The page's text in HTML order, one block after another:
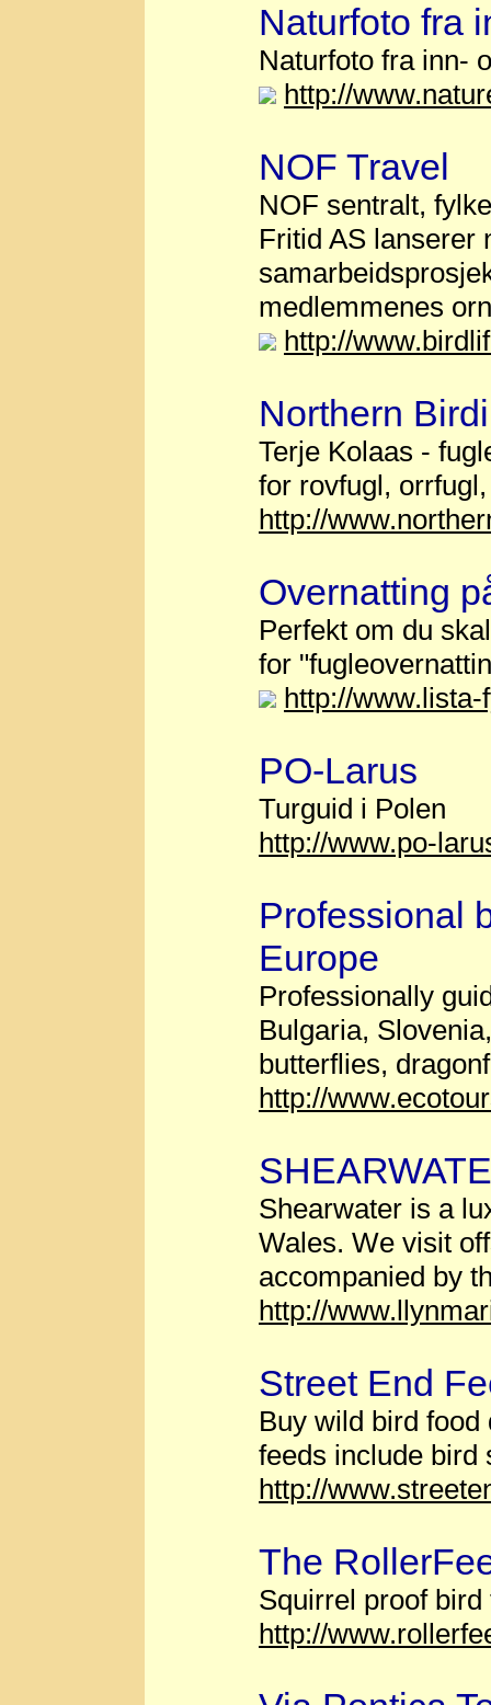
Naturfoto fra
Naturfoto fra inn-
http://
NOF Travel
NOF sentralt,
Fritid AS lanserer
medlemmenes
http://
Northern
Terje Kolaas -
for rovfugl,
http://
Overnatting
Perfekt om du
for
http://
PO-Larus
Turguid i Polen
http://www.po-
Professional
Europe
Professionally
Bulgaria,
butterflies,
http://
Shearwater is a
Wales. We visit
accompanied by
http://
Street End
Buy wild bird
feeds include bird
http://
The
Squirrel proof
http://